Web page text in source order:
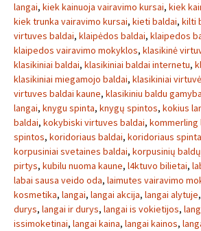
langai, kiek kainuoja vairavimo kursai, kiek
kiek trunka vairavimo kursai, kieti baldai, kilti
virtuves baldai, klaipėdos baldai, klaipedos
klaipedos vairavimo mokyklos, klasikinė
klasikiniai baldai, klasikiniai baldai internetu,
klasikiniai miegamojo baldai, klasikiniai
virtuves baldai kaune, klasikiniu baldu gamyba
langai, knygu spinta, knygų spintos, kokius
baldai, kokybiski virtuves baldai, kommerling
spintos, koridoriaus baldai, koridoriaus spinta
korpusiniai svetaines baldai, korpusinių
pirtys, kubilu nuoma kaune, l4ktuvo bilietai,
labai sausa veido oda, laimutes vairavimo
kosmetika, langai, langai akcija, langai alytuje,
durys, langai ir durys, langai is vokietijos,
issimoketinai, langai kaina, langai kainos,